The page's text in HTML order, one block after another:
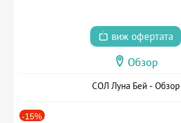
виж офертата
Обзор
СОЛ Луна Бей - Обзор
-15%